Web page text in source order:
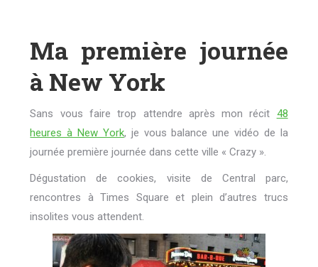
Ma première journée
à New York
Sans vous faire trop attendre après mon récit 48
heures à New York, je vous balance une vidéo de la
journée première journée dans cette ville « Crazy ».
Dégustation de cookies, visite de Central parc,
rencontres à Times Square et plein d’autres trucs
insolites vous attendent.